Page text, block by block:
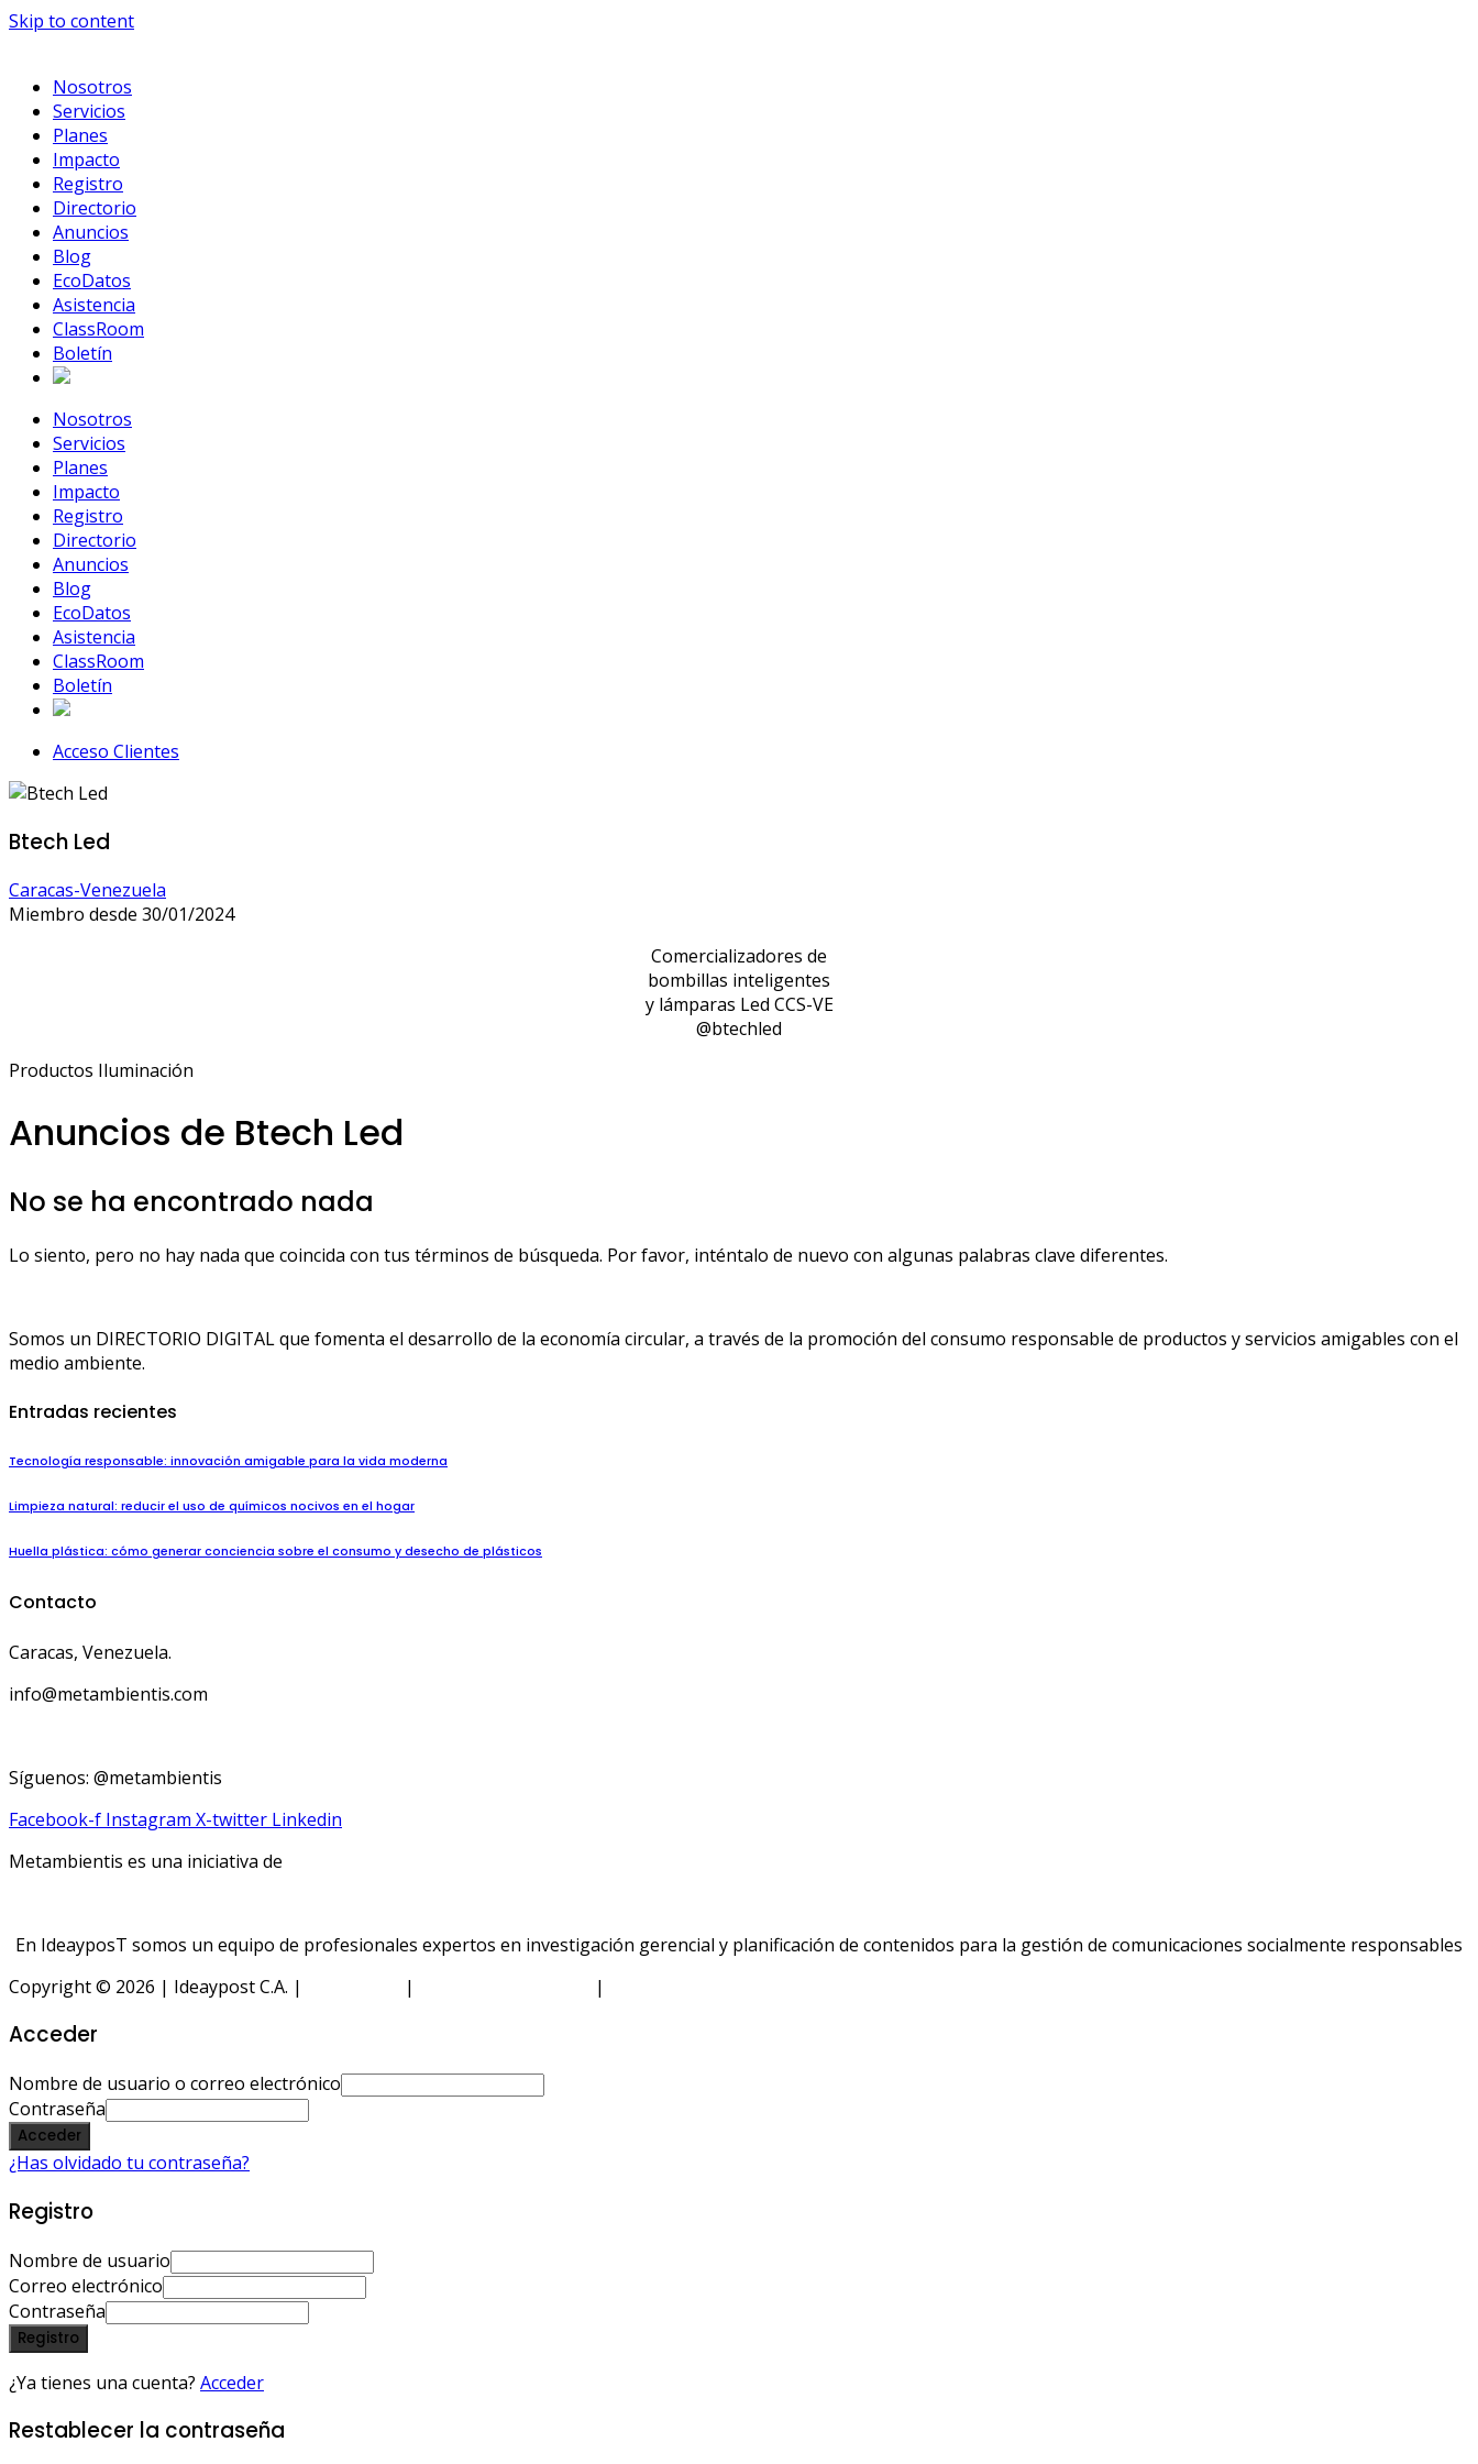
Skip to content
Nosotros
Servicios
Planes
Impacto
Registro
Directorio
Anuncios
Blog
EcoDatos
Asistencia
ClassRoom
Boletín
Nosotros
Servicios
Planes
Impacto
Registro
Directorio
Anuncios
Blog
EcoDatos
Asistencia
ClassRoom
Boletín
Acceso Clientes
Btech Led
Caracas-Venezuela
Miembro desde 30/01/2024
Comercializadores de
bombillas inteligentes
y lámparas Led CCS-VE
@btechled
Productos Iluminación
Anuncios de Btech Led
No se ha encontrado nada
Lo siento, pero no hay nada que coincida con tus términos de búsqueda. Por favor, inténtalo de nuevo con algunas palabras clave diferentes.
Somos un DIRECTORIO DIGITAL que fomenta el desarrollo de la economía circular, a través de la promoción del consumo responsable de productos y servicios amigables con el
medio ambiente.
Entradas recientes
Tecnología responsable: innovación amigable para la vida moderna
Limpieza natural: reducir el uso de químicos nocivos en el hogar
Huella plástica: cómo generar conciencia sobre el consumo y desecho de plásticos
Contacto
Caracas, Venezuela.
info@metambientis.com
Síguenos: @metambientis
Facebook-f Instagram X-twitter Linkedin
Metambientis es una iniciativa de
En IdeayposT somos un equipo de profesionales expertos en investigación gerencial y planificación de contenidos para la gestión de comunicaciones socialmente responsables
Copyright © 2026 | Ideaypost C.A. |
| |
Acceder
Nombre de usuario o correo electrónico
Contraseña
Acceder
¿Has olvidado tu contraseña?
Registro
Nombre de usuario
Correo electrónico
Contraseña
Registro
¿Ya tienes una cuenta? Acceder
Restablecer la contraseña